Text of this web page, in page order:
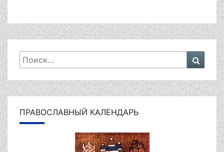
Искать: Поиск
ПРАВОСЛАВНЫЙ КАЛЕНДАРЬ